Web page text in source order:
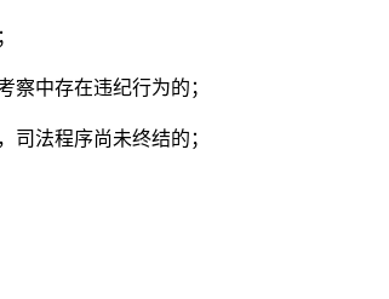
中存在违纪行为的；
法程序尚未终结的；